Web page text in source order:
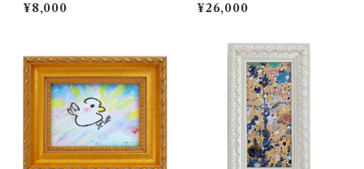
¥8,000 ¥26,000